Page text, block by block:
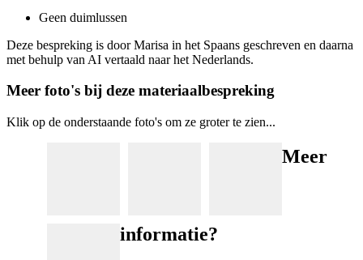
Geen duimlussen
Deze bespreking is door Marisa in het Spaans geschreven en daarna
met behulp van AI vertaald naar het Nederlands.
Meer foto's bij deze materiaalbespreking
Klik op de onderstaande foto's om ze groter te zien...
Meer
informatie?